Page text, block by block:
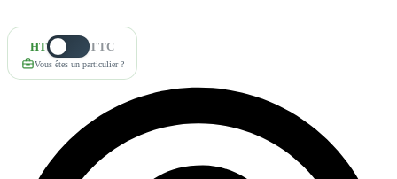
HT TTC
Vous êtes un particulier ?